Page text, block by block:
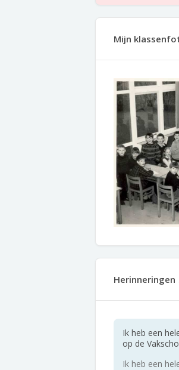
Mijn
Herinneringen
Ik heb een
op de
Ik heb een